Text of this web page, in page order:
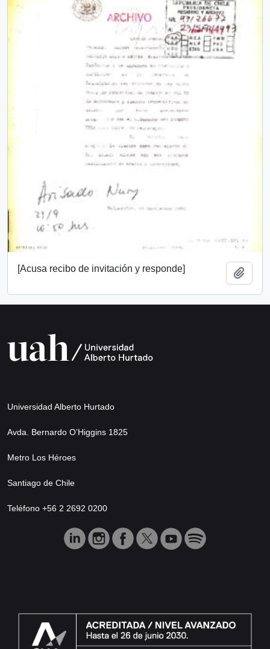
[Acusa recibo de invitación y responde]
Universidad Alberto Hurtado
Avda. Bernardo O’Higgins 1825
Metro Los Héroes
Santiago de Chile
Teléfono +56 2 2692 0200